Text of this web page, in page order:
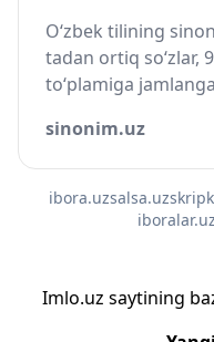
O‘zbek tilining
tadan ortiq so‘zlar,
to‘plamiga
sinonim.uz
ibora.uzsalsa.uz
iboralar.uz
Imlo.uz saytining